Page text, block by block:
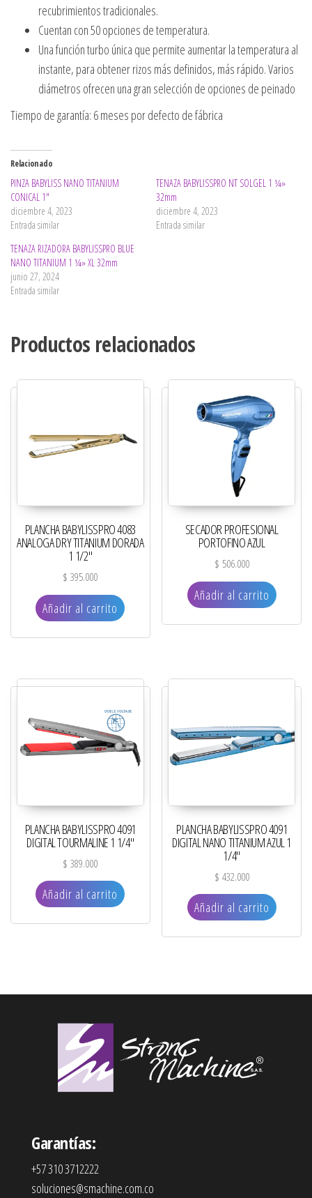
recubrimientos tradicionales.
Cuentan con 50 opciones de temperatura.
Una función turbo única que permite aumentar la temperatura al
instante, para obtener rizos más definidos, más rápido. Varios
diámetros ofrecen una gran selección de opciones de peinado
Tiempo de garantía: 6 meses por defecto de fábrica
Relacionado
PINZA BABYLISS NANO TITANIUM
CONICAL 1″
diciembre 4, 2023
Entrada similar
TENAZA BABYLISSPRO NT SOLGEL 1 ¼»
32mm
diciembre 4, 2023
Entrada similar
TENAZA RIZADORA BABYLISSPRO BLUE
NANO TITANIUM 1 ¼» XL 32mm
junio 27, 2024
Entrada similar
Productos relacionados
PLANCHA BABYLISSPRO 4083
ANALOGA DRY TITANIUM DORADA
1 1/2″
$ 395.000
Añadir al carrito
SECADOR PROFESIONAL
PORTOFINO AZUL
$ 506.000
Añadir al carrito
PLANCHA BABYLISSPRO 4091
DIGITAL TOURMALINE 1 1/4″
$ 389.000
Añadir al carrito
PLANCHA BABYLISSPRO 4091
DIGITAL NANO TITANIUM AZUL 1
1/4″
$ 432.000
Añadir al carrito
Garantías:
+57 310 3712222
soluciones@smachine.com.co